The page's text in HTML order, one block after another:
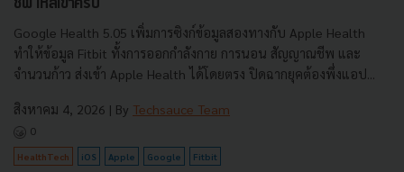
ชีพ ไหลเข้าครบ
Google Health 5.05 เพิ่มการซิงก์ข้อมูลสองทางกับ Apple Health
ทำให้ข้อมูล Fitbit ทั้งการออกกำลังกาย การนอน สัญญาณชีพ และ
จำนวนก้าว ส่งเข้า Apple Health ได้โดยตรง ปิดฉากยุคต้องพึ่งแอป...
สิงหาคม 4, 2026 | By Techsauce Team
0
HealthTech iOS Apple Google Fitbit